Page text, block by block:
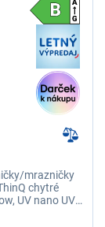
mrazničky
chytré
UV nano UV